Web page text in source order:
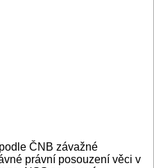
ČNB závažné
právní posouzení věci v